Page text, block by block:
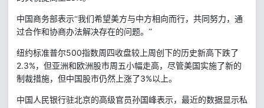
中国商务部表示“我们希望美方与中方相向而行，共同努力，通
过合作和协商办法解决存在的问题。”
纽约标准普尔500指数周四收盘较上周创下的历史新高下跌了
2.3%，但亚洲和欧洲股市周五小幅走高，尽管美国实施了新的
制裁措施，但中国股市仍然上涨了3%以上。
中国人民银行驻北京的高级官员孙国峰表示，最近的数据显示私